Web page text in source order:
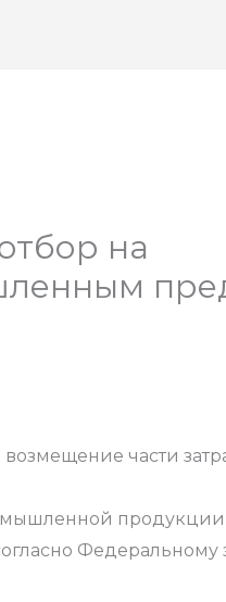
на
части
Федеральному